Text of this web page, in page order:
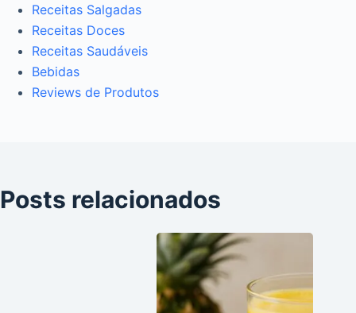
Receitas Salgadas
Receitas Doces
Receitas Saudáveis
Bebidas
Reviews de Produtos
Posts relacionados